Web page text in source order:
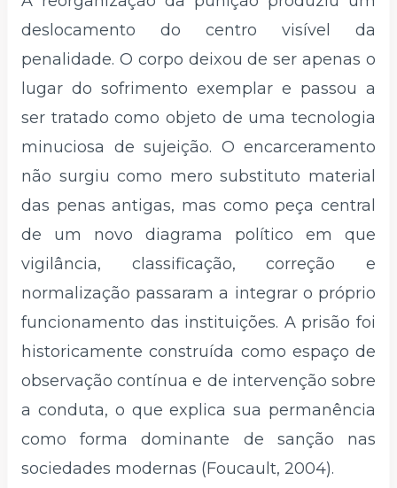
deslocamento do centro visível da
penalidade. O corpo deixou de ser apenas o
lugar do sofrimento exemplar e passou a
ser tratado como objeto de uma tecnologia
minuciosa de sujeição. O encarceramento
não surgiu como mero substituto material
das penas antigas, mas como peça central
de um novo diagrama político em que
vigilância, classificação, correção e
normalização passaram a integrar o próprio
funcionamento das instituições. A prisão foi
historicamente construída como espaço de
observação contínua e de intervenção sobre
a conduta, o que explica sua permanência
como forma dominante de sanção nas
sociedades modernas (Foucault, 2004).